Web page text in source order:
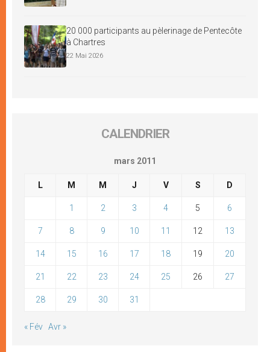
20 000 participants au pèlerinage de Pentecôte
à Chartres
22 Mai 2026
CALENDRIER
mars 2011
L M M J V S D
1 2 3 4 5 6
7 8 9 10 11 12 13
14 15 16 17 18 19 20
21 22 23 24 25 26 27
28 29 30 31
« Fév Avr »